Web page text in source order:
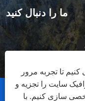
با ما تماس بگیرید
ما را دنبال کنید
تا تجربه مرور
سایت را تجزیه و
سازی کنیم. با